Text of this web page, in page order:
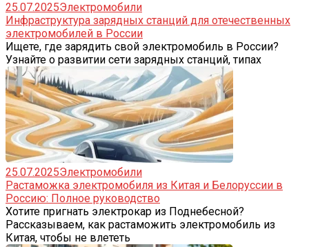
25.07.2025Электромобили
Инфраструктура зарядных станций для отечественных
электромобилей в России
Ищете, где зарядить свой электромобиль в России?
Узнайте о развитии сети зарядных станций, типах
25.07.2025Электромобили
Растаможка электромобиля из Китая и Белоруссии в
Россию: Полное руководство
Хотите пригнать электрокар из Поднебесной?
Рассказываем, как растаможить электромобиль из
Китая, чтобы не влететь